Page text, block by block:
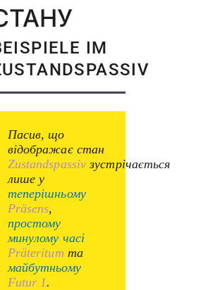
IM
Пасив, що
відображає стан
Zustandspassiv зустрічається
лише у
теперішньому
Präsens,
простому
минулому часі
Präteritum та
майбутньому
Futur 1.